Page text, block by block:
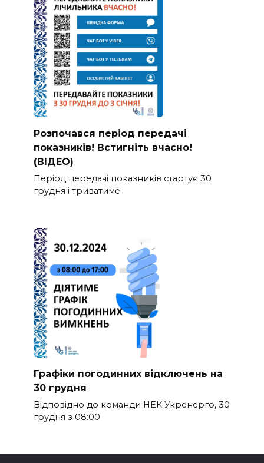
Розпочався період передачі
показників! Встигніть вчасно!
(ВІДЕО)
Період передачі показників стартує 30
грудня і триватиме
Графіки погодинних відключень на
30 грудня
Відповідно до команди НЕК Укренерго, 30
грудня з 08:00